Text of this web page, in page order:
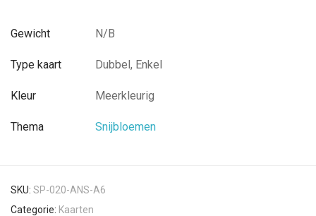
Gewicht N/B
Type kaart Dubbel, Enkel
Kleur Meerkleurig
Thema Snijbloemen
SKU: SP-020-ANS-A6
Categorie: Kaarten